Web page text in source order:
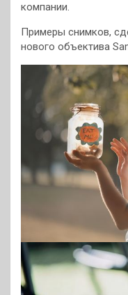
компании.
Примеры снимков,
нового объектива